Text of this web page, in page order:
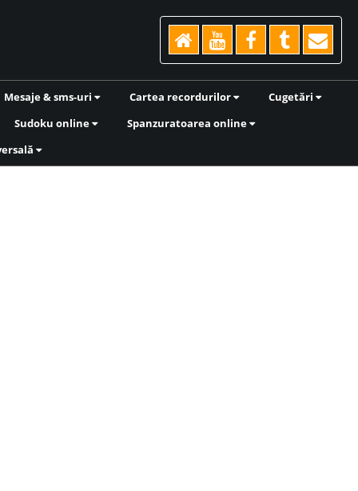
Mesaje & sms-uri Cartea recordurilor
Cugetări
Sudoku online
Spanzuratoarea online